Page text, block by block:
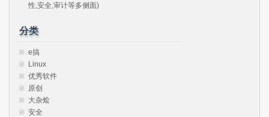
性,安全,审计等多侧面)
分类
e搞
Linux
优秀软件
原创
大杂烩
安全